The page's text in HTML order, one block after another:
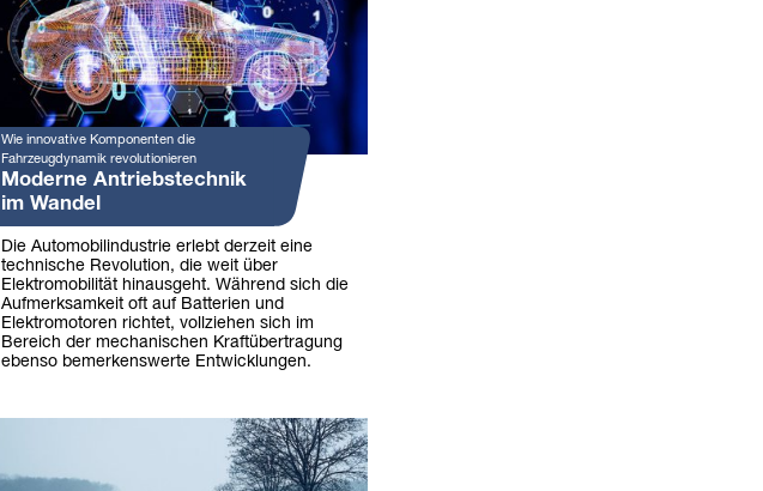
Wie innovative Komponenten die
Fahrzeugdynamik revolutionieren
Moderne Antriebstechnik
im Wandel
Die Automobilindustrie erlebt derzeit eine
technische Revolution, die weit über
Elektromobilität hinausgeht. Während sich die
Aufmerksamkeit oft auf Batterien und
Elektromotoren richtet, vollziehen sich im
Bereich der mechanischen Kraftübertragung
ebenso bemerkenswerte Entwicklungen.